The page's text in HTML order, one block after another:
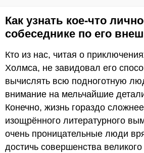
Как узнать кое-что
собеседнике по его
Кто из нас, читая о
Холмса, не завидовал его
вычислять всю подноготную
внимание на мельчайшие
Конечно, жизнь гораздо
изощрённого литературного
очень проницательные люди
достичь совершенства